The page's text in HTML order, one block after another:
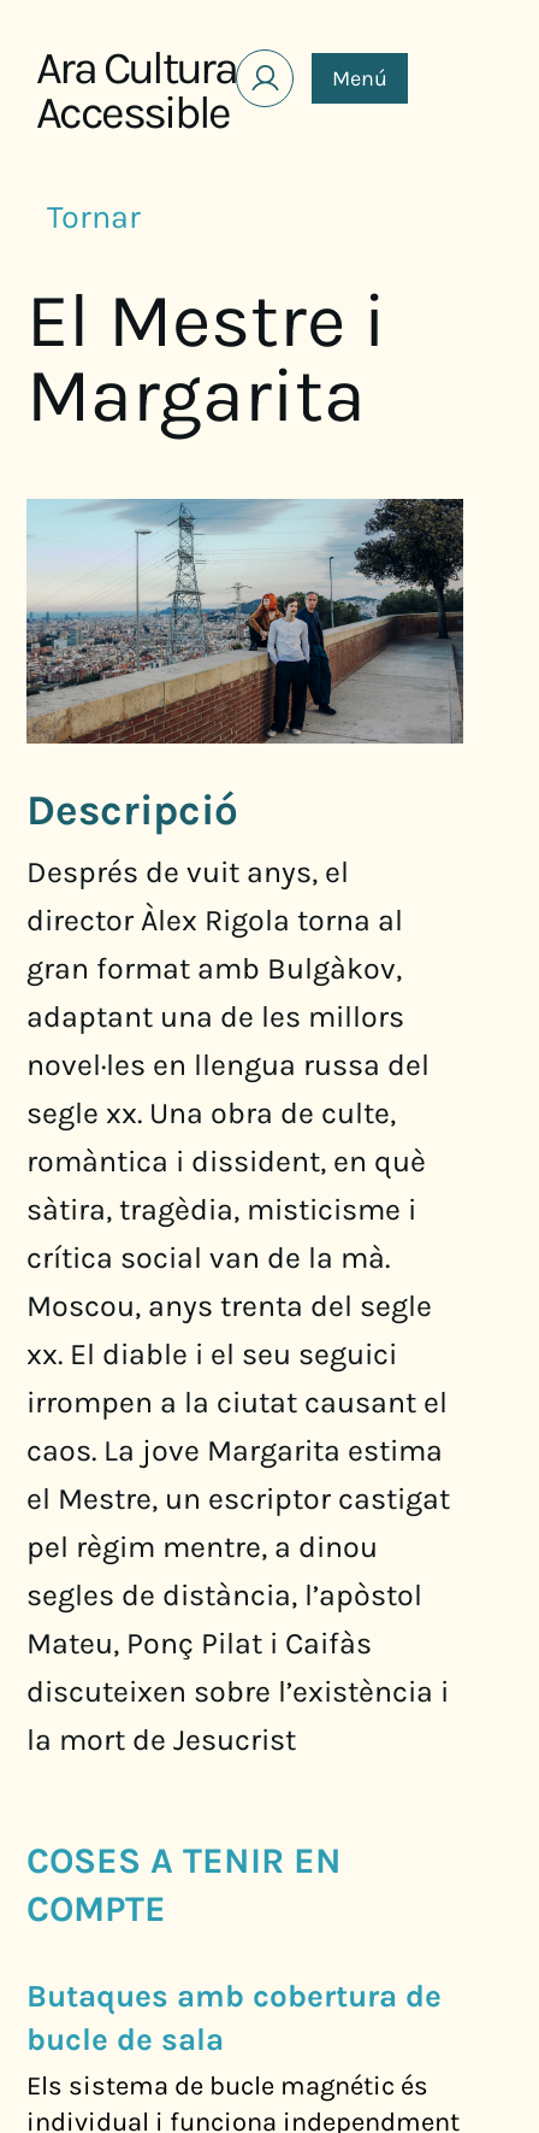
Ara Cultura
Accessible
Menú
Tornar
El Mestre i
Margarita
Descripció
Després de vuit anys, el
director Àlex Rigola torna al
gran format amb Bulgàkov,
adaptant una de les millors
novel·les en llengua russa del
segle xx. Una obra de culte,
romàntica i dissident, en què
sàtira, tragèdia, misticisme i
crítica social van de la mà.
Moscou, anys trenta del segle
xx. El diable i el seu seguici
irrompen a la ciutat causant el
caos. La jove Margarita estima
el Mestre, un escriptor castigat
pel règim mentre, a dinou
segles de distància, l’apòstol
Mateu, Ponç Pilat i Caifàs
discuteixen sobre l’existència i
la mort de Jesucrist
COSES A TENIR EN
COMPTE
Butaques amb cobertura de
bucle de sala
Els sistema de bucle magnétic és
individual i funciona independment